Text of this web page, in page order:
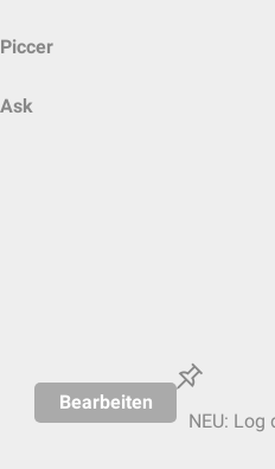
Piccer
Ask
Bearbeiten
NEU: Log